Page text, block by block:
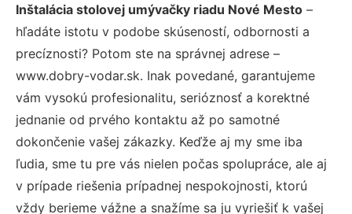
Inštalácia stolovej umývačky riadu Nové Mesto –
hľadáte istotu v podobe skúseností, odbornosti a
precíznosti? Potom ste na správnej adrese –
www.dobry-vodar.sk. Inak povedané, garantujeme
vám vysokú profesionalitu, serióznosť a korektné
jednanie od prvého kontaktu až po samotné
dokončenie vašej zákazky. Keďže aj my sme iba
ľudia, sme tu pre vás nielen počas spolupráce, ale aj
v prípade riešenia prípadnej nespokojnosti, ktorú
vždy berieme vážne a snažíme sa ju vyriešiť k vašej